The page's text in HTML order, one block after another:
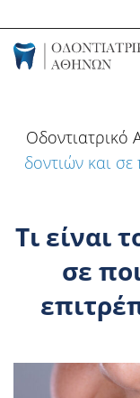
Οδοντιατρικό
δοντιών και σε
Τι είναι
σε